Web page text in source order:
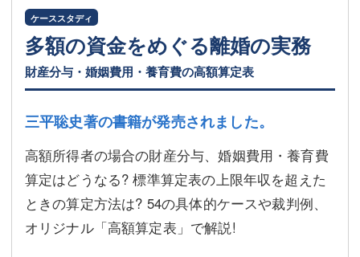
多額の資金をめぐる離婚の実務
ケーススタディ
財産分与・婚姻費用・養育費の高額算定表
三平聡史著の書籍が発売されました。
高額所得者の場合の財産分与、婚姻費用・養育費
算定はどうなる? 標準算定表の上限年収を超えた
ときの算定方法は? 54の具体的ケースや裁判例、
オリジナル「高額算定表」で解説!